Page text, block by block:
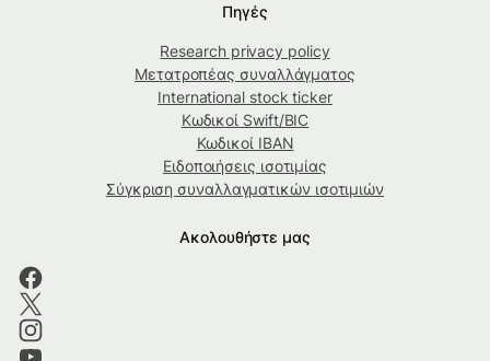
Πηγές
Research privacy policy
Μετατροπέας συναλλάγματος
International stock ticker
Κωδικοί Swift/BIC
Κωδικοί IBAN
Ειδοποιήσεις ισοτιμίας
Σύγκριση συναλλαγματικών ισοτιμιών
Ακολουθήστε μας